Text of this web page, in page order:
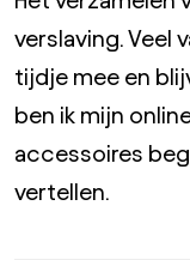
verslaving. Veel
tijdje mee en
ben ik mijn
accessoires
vertellen.